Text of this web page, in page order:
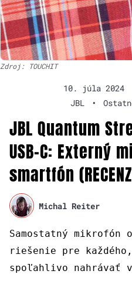
Zdroj: TOUCHIT
10. júla 2024
JBL
•
JBL Quantum
USB-C: Externý
smartfón
Michal Reiter
Samostatný mikrofón
riešenie pre
spoľahlivo nahrávať